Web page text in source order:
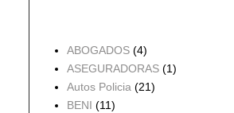
ABOGADOS (4)
ASEGURADORAS (1)
Autos Policia (21)
BENI (11)